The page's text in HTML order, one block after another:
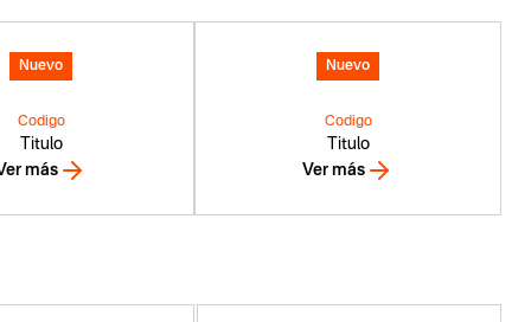
Nuevo
Titulo
Codigo
más
Nuevo
Titulo
Codigo
Ver más